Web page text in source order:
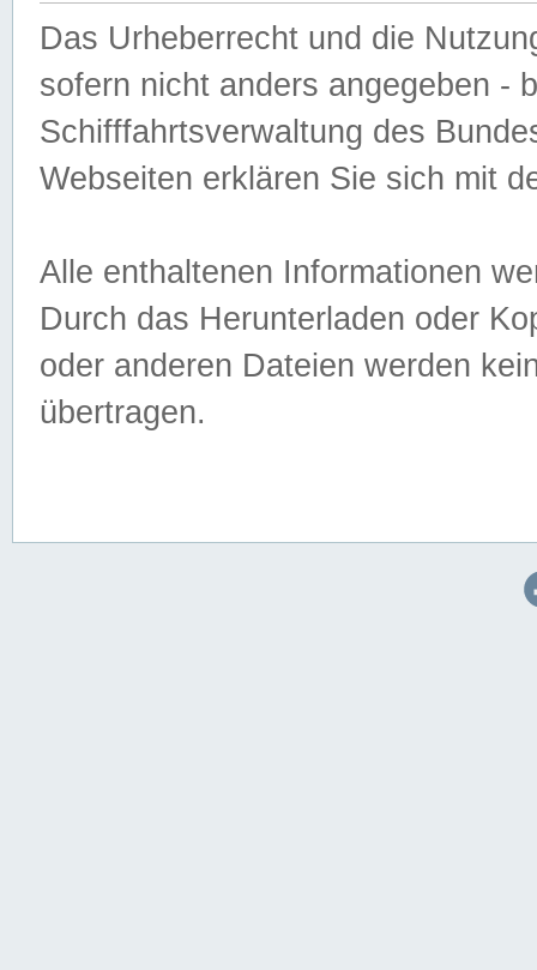
Das Urheberrecht und die
sofern nicht anders angegeben -
Schifffahrtsverwaltung des
Webseiten erklären Sie sich mit
Alle enthaltenen Informationen
Durch das Herunterladen oder
oder anderen Dateien werden
übertragen.